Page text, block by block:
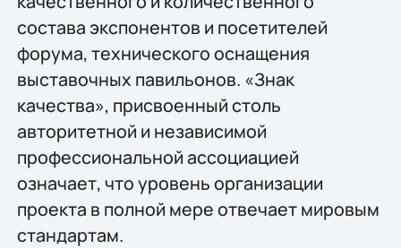
состава экспонентов и посетителей
форума, технического оснащения
выставочных павильонов. «Знак
качества», присвоенный столь
авторитетной и независимой
профессиональной ассоциацией
означает, что уровень организации
проекта в полной мере отвечает мировым
стандартам.